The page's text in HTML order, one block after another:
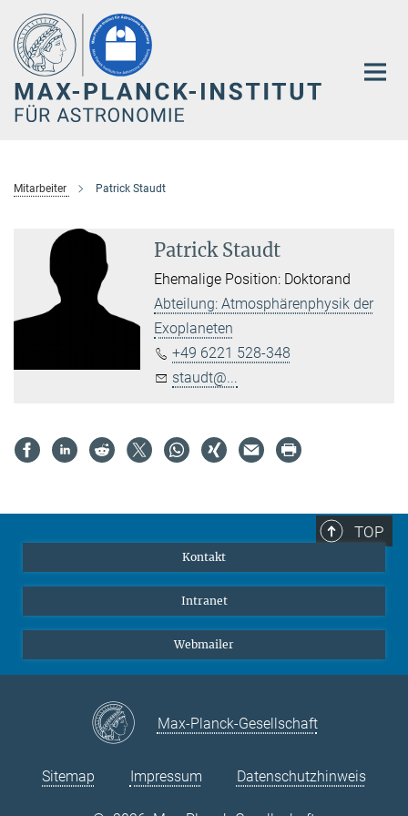
Hauptinhalt
Mitarbeiter Patrick Staudt
Patrick Staudt
Ehemalige Position: Doktorand
Abteilung: Atmosphärenphysik der
Exoplaneten
+49 6221 528-348
staudt@...
TOP
Kontakt
Intranet
Webmailer
Max-Planck-Gesellschaft
Sitemap Impressum Datenschutzhinweis